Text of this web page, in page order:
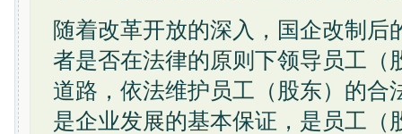
随着改革开放的深入，国企改制后
者是否在法律的原则下领导员工（
道路，依法维护员工（股东）的合
是企业发展的基本保证，是员工（